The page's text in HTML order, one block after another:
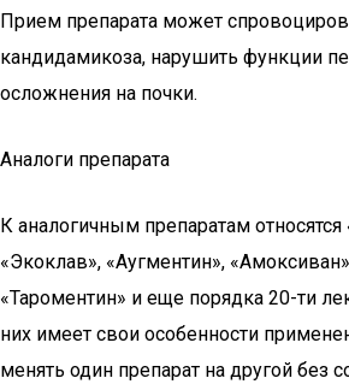
Прием препарата может
кандидамикоза, нарушить функции
осложнения на почки.
Аналоги препарата
К аналогичным препаратам
«Экоклав», «Аугментин»,
«Тароментин» и еще порядка 20-ти
них имеет свои особенности
менять один препарат на другой без